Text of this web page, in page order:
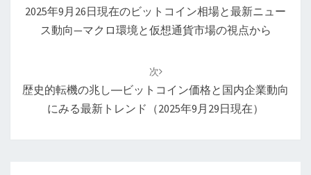
ョ
2025年9月26日現在のビットコイン相場と最新ニュー
ス動向—マクロ環境と仮想通貨市場の視点から
次
歴史的転機の兆し―ビットコイン価格と国内企業動向
にみる最新トレンド（2025年9月29日現在）